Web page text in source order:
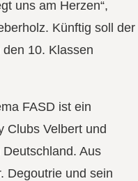
uns am Herzen“,
Künftig soll der
10. Klassen
FASD ist ein
Clubs Velbert und
Aus
Degoutrie und sein